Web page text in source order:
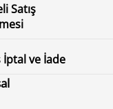
Satış
İptal ve İade